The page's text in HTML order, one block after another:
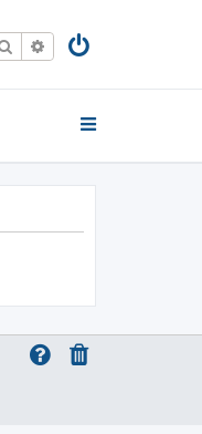
Szukaj Wyszukiwanie